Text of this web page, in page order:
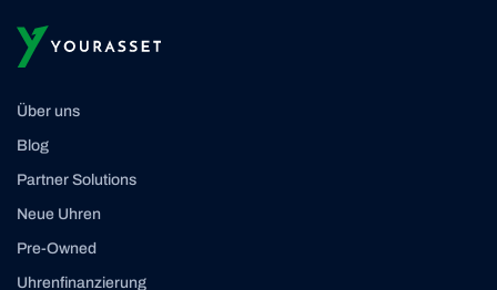
Über uns
Blog
Partner Solutions
Neue Uhren
Pre-Owned
Uhrenfinanzierung